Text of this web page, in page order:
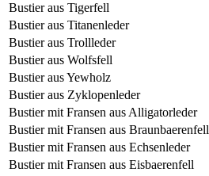
Bustier aus Tigerfell
Bustier aus Titanenleder
Bustier aus Trollleder
Bustier aus Wolfsfell
Bustier aus Yewholz
Bustier aus Zyklopenleder
Bustier mit Fransen aus Alligatorleder
Bustier mit Fransen aus Braunbaerenfell
Bustier mit Fransen aus Echsenleder
Bustier mit Fransen aus Eisbaerenfell